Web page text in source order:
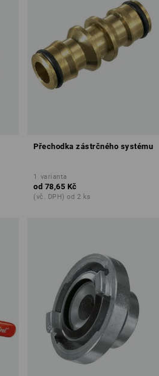
Přechodka zástrčného systému
1 varianta
od 78,65 Kč
(vč. DPH) od 2 ks